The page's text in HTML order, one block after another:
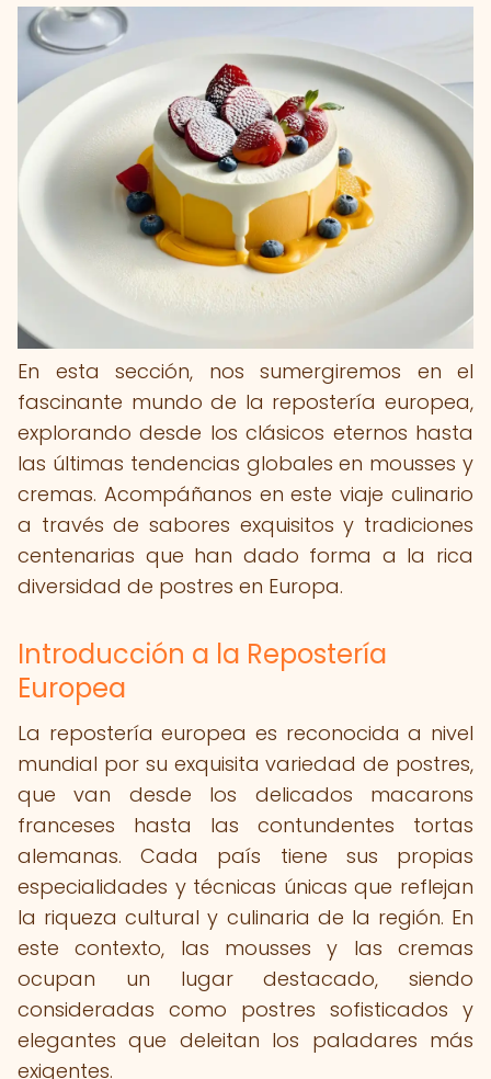
En esta sección, nos sumergiremos en el
fascinante mundo de la repostería europea,
explorando desde los clásicos eternos hasta
las últimas tendencias globales en mousses y
cremas. Acompáñanos en este viaje culinario
a través de sabores exquisitos y tradiciones
centenarias que han dado forma a la rica
diversidad de postres en Europa.
Introducción a la Repostería
Europea
La repostería europea es reconocida a nivel
mundial por su exquisita variedad de postres,
que van desde los delicados macarons
franceses hasta las contundentes tortas
alemanas. Cada país tiene sus propias
especialidades y técnicas únicas que reflejan
la riqueza cultural y culinaria de la región. En
este contexto, las mousses y las cremas
ocupan un lugar destacado, siendo
consideradas como postres sofisticados y
elegantes que deleitan los paladares más
exigentes.